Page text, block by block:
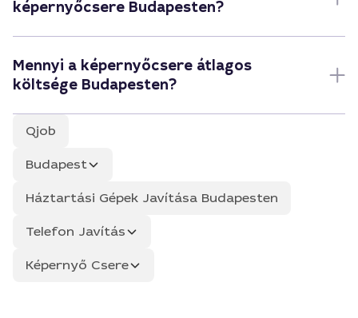
képernyőcsere Budapesten?
Mennyi a képernyőcsere átlagos
költsége Budapesten?
Qjob
Budapest
Háztartási Gépek Javítása Budapesten
Telefon Javítás
Képernyő Csere